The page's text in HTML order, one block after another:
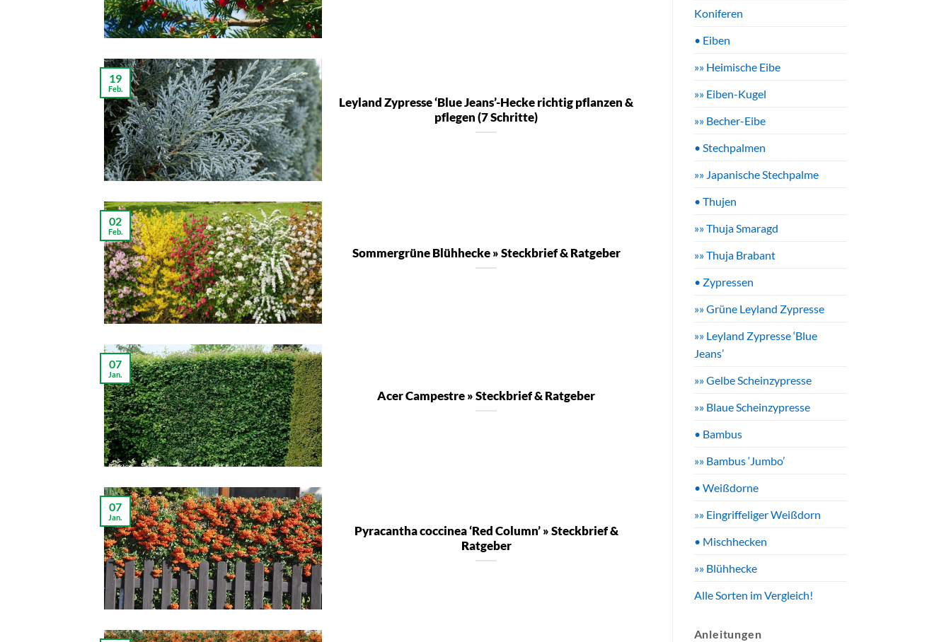
Leyland Zypresse ‘Blue Jeans’-Hecke richtig pflanzen &
pflegen (7 Schritte)
19
Feb.
Sommergrüne Blühhecke » Steckbrief & Ratgeber
02
Feb.
Acer Campestre » Steckbrief & Ratgeber
07
Jan.
Pyracantha coccinea ‘Red Column’ » Steckbrief &
Ratgeber
07
Jan.
Koniferen
• Eiben
»» Heimische Eibe
»» Eiben-Kugel
»» Becher-Eibe
• Stechpalmen
»» Japanische Stechpalme
• Thujen
»» Thuja Smaragd
»» Thuja Brabant
• Zypressen
»» Grüne Leyland Zypresse
»» Leyland Zypresse ‘Blue
Jeans’
»» Gelbe Scheinzypresse
»» Blaue Scheinzypresse
• Bambus
»» Bambus ‘Jumbo’
• Weißdorne
»» Eingriffeliger Weißdorn
• Mischhecken
»» Blühhecke
Alle Sorten im Vergleich!
Anleitungen